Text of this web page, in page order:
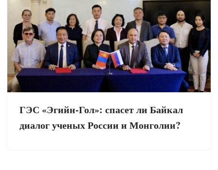
ГЭС «Эгийн-Гол»: спасет ли Байкал
диалог ученых России и Монголии?